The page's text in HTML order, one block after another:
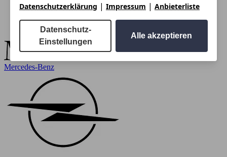
Mercedes-Benz
Datenschutzerklärung | Impressum | Anbieterliste
Datenschutz-
Einstellungen
Alle akzeptieren